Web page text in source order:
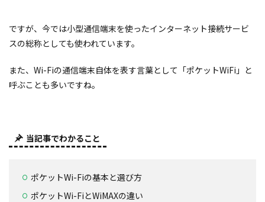
ですが、今では小型通信端末を使ったインターネット接続サービ
スの総称としても使われています。
また、Wi-Fiの通信端末自体を表す言葉として「ポケットWiFi」と
呼ぶことも多いですね。
当記事でわかること
ポケットWi-Fiの基本と選び方
ポケットWi-FiとWiMAXの違い